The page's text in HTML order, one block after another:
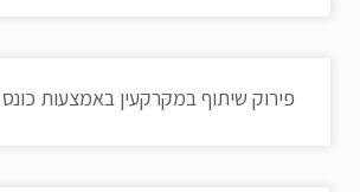
פירוק שיתוף במקרקעין באמצעות